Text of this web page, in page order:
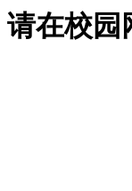
请在校园